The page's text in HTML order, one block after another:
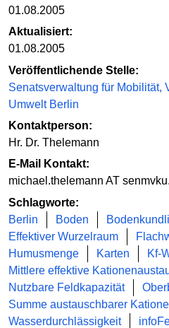
01.08.2005
Aktualisiert:
01.08.2005
Veröffentlichende Stelle:
Senatsverwaltung für Mobilität,
Umwelt Berlin
Kontaktperson:
Hr. Dr. Thelemann
E-Mail Kontakt:
michael.thelemann AT
Schlagworte:
Berlin
Boden
Effektiver Wurzelraum
Humusmenge
Karten
Kf-
Mittlere effektive
Nutzbare Feldkapazität
Summe austauschbarer
Wasserdurchlässigkeit